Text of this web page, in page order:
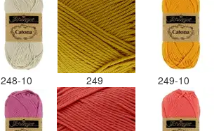
248-10 249 249-10